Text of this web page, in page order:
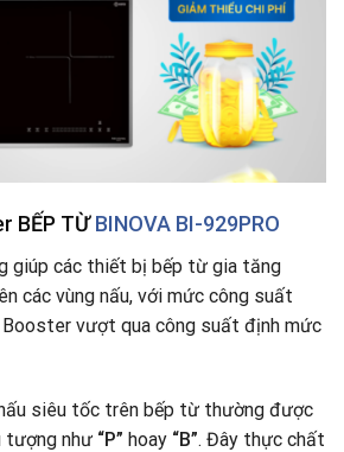
BẾP TỪBINOVA BI-929PRO
giúp các thiết bị bếp từ gia tăng
các vùng nấu, với mức công suất
vượt qua công suất định mức
siêu tốc trên bếp từ thường được
tượng như “P” hoay “B”. Đây thực chất